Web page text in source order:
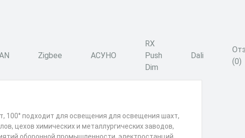
Zigbee АСУНО
RX
Push
Dim
Dali
(0)
100° подходит для освещения для освещения шахт,
цехов химических и металлургических заводов,